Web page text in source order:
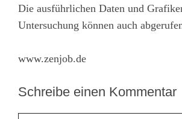
Die ausführlichen Daten und
Untersuchung können auch
www.zenjob.de
Schreibe einen Kommentar